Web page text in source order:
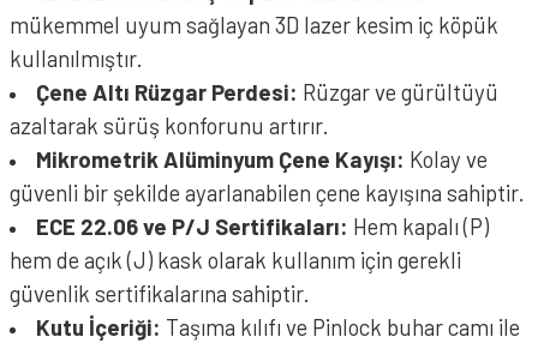
mükemmel uyum sağlayan 3D lazer kesim iç köpük
kullanılmıştır.
Çene Altı Rüzgar Perdesi: Rüzgar ve gürültüyü
azaltarak sürüş konforunu artırır.
Mikrometrik Alüminyum Çene Kayışı: Kolay ve
güvenli bir şekilde ayarlanabilen çene kayışına sahiptir.
ECE 22.06 ve P/J Sertifikaları: Hem kapalı (P)
hem de açık (J) kask olarak kullanım için gerekli
güvenlik sertifikalarına sahiptir.
Kutu İçeriği: Taşıma kılıfı ve Pinlock buhar camı ile